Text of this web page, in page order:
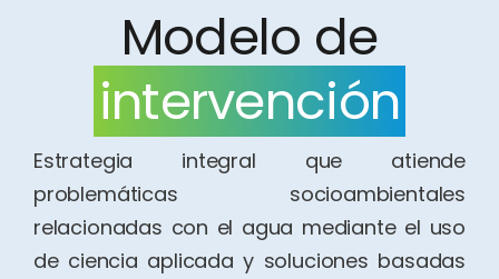
Modelo de
intervención
Estrategia integral que atiende
problemáticas socioambientales
relacionadas con el agua mediante el uso
de ciencia aplicada y soluciones basadas